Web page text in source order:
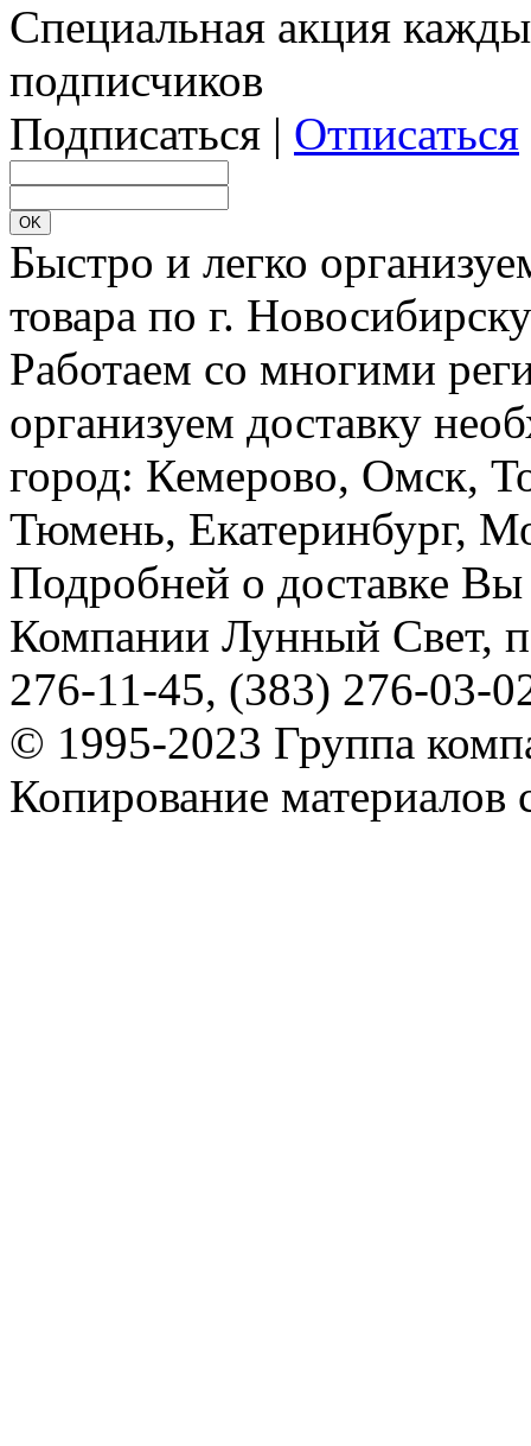
Специальная акция
подписчиков
Подписаться | Отписаться
Быстро и легко
товара по г.
Работаем со многими
организуем доставку
город: Кемерово, Омск,
Тюмень, Екатеринбург,
Подробней о доставке
Компании Лунный Свет,
276-11-45, (383) 276-03-
© 1995-2023 Группа
Копирование материалов